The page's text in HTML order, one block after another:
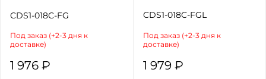
CDS1-018C-FG
Под заказ (+2-3 дня к
доставке)
1 976 ₽
CDS1-018C-FGL
Под заказ (+2-3 дня к
доставке)
1 979 ₽